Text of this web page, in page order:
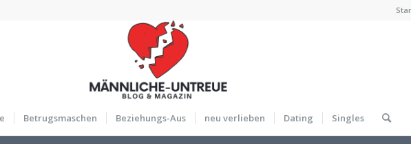
Betrugsmaschen Beziehungs-Aus neu verlieben Dating Singles